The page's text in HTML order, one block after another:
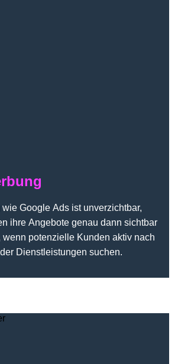
Google Ads ist unverzichtbar,
ihre Angebote genau dann sichtbar
wenn potenzielle Kunden aktiv nach
Dienstleistungen suchen.